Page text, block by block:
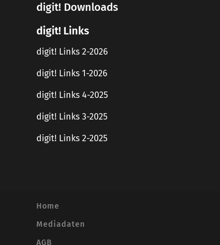
digit! Downloads
digit! Links
digit! Links 2-2026
digit! Links 1-2026
digit! Links 4-2025
digit! Links 3-2025
digit! Links 2-2025
Home
Mediadaten
AGB